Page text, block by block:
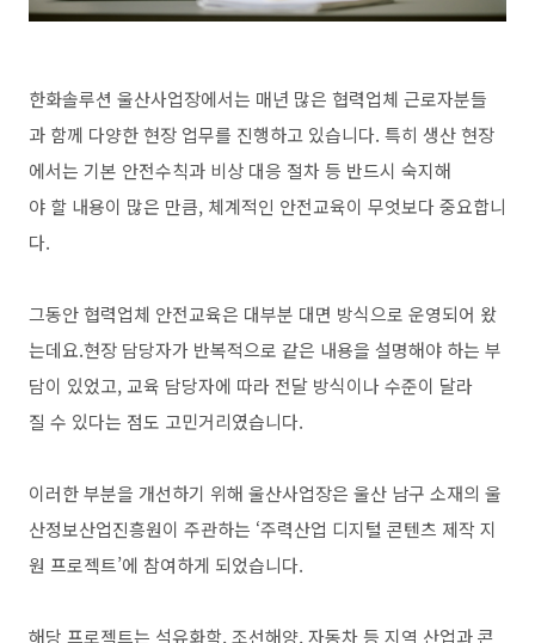
한화솔루션 울산사업장에서는 매년 많은 협력업체 근로자분들
과 함께 다양한 현장 업무를 진행하고 있습니다. 특히 생산 현장
에서는 기본 안전수칙과 비상 대응 절차 등 반드시 숙지해
야 할 내용이 많은 만큼, 체계적인 안전교육이 무엇보다 중요합니
다.
그동안 협력업체 안전교육은 대부분 대면 방식으로 운영되어 왔
는데요.현장 담당자가 반복적으로 같은 내용을 설명해야 하는 부
담이 있었고, 교육 담당자에 따라 전달 방식이나 수준이 달라
질 수 있다는 점도 고민거리였습니다.
이러한 부분을 개선하기 위해 울산사업장은 울산 남구 소재의 울
산정보산업진흥원이 주관하는 ‘주력산업 디지털 콘텐츠 제작 지
원 프로젝트’에 참여하게 되었습니다.
해당 프로젝트는 석유화학, 조선해양, 자동차 등 지역 산업과 콘